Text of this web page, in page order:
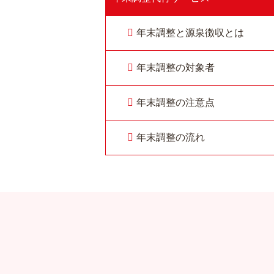
年末調整と源泉徴収とは
年末調整の対象者
年末調整の注意点
年末調整の流れ